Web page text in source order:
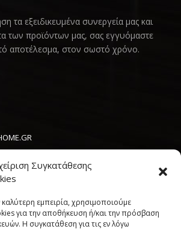
Συγκατάθεσης
εμπειρία, χρησιμοποιούμε
για την αποθήκευση ή/και την πρόσβαση
Η συγκατάθεση για τις εν λόγω
τα εξειδικευμένα συνεργεία μας και
των προϊόντων μας, σας εγγυόμαστε
αποτέλεσμα, στον σωστό χρόνο.